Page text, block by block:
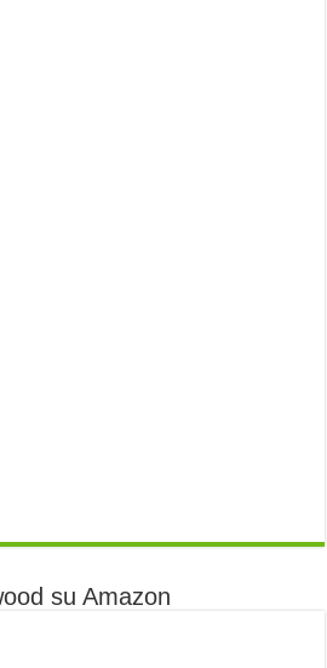
su Amazon